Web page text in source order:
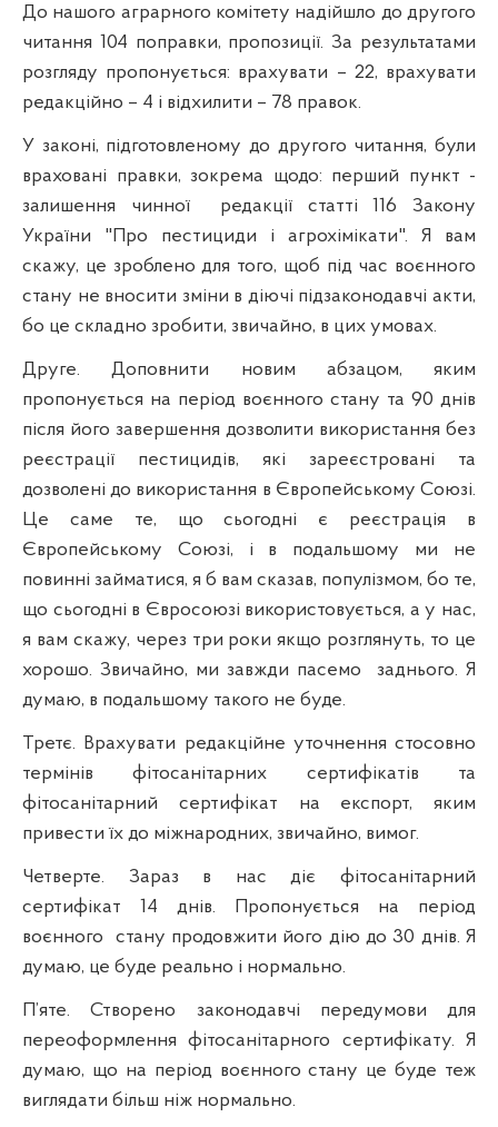
До нашого аграрного комітету надійшло до другого
читання 104 поправки, пропозиції. За результатами
розгляду пропонується: врахувати – 22, врахувати
редакційно – 4 і відхилити – 78 правок.
У законі, підготовленому до другого читання, були
враховані правки, зокрема щодо: перший пункт -
залишення чинної
редакції статті 116 Закону
України "Про пестициди і агрохімікати". Я вам
скажу, це зроблено для того, щоб під час воєнного
стану не вносити зміни в діючі підзаконодавчі акти,
бо це складно зробити, звичайно, в цих умовах.
Друге. Доповнити новим абзацом, яким
пропонується на період воєнного стану та 90 днів
після його завершення дозволити використання без
реєстрації пестицидів, які зареєстровані та
дозволені до використання в Європейському Союзі.
Це саме те, що сьогодні є реєстрація в
Європейському Союзі, і в подальшому ми не
повинні займатися, я б вам сказав, популізмом, бо те,
що сьогодні в Євросоюзі використовується, а у нас,
я вам скажу, через три роки якщо розглянуть, то це
хорошо. Звичайно, ми завжди пасемо
заднього. Я
думаю, в подальшому такого не буде.
Третє. Врахувати редакційне уточнення стосовно
термінів фітосанітарних сертифікатів та
фітосанітарний сертифікат на експорт, яким
привести їх до міжнародних, звичайно, вимог.
Четверте. Зараз в нас діє фітосанітарний
сертифікат 14 днів. Пропонується на період
воєнного
стану продовжити його дію до 30 днів. Я
думаю, це буде реально і нормально.
П’яте. Створено законодавчі передумови для
переоформлення фітосанітарного сертифікату. Я
думаю, що на період воєнного стану це буде теж
виглядати більш ніж нормально.